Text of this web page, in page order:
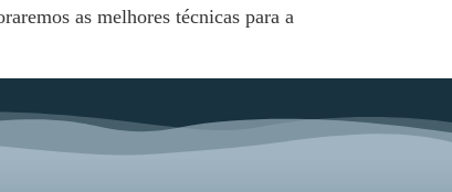
as melhores técnicas para a